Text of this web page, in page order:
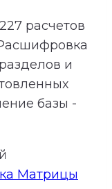
расчетов
и
базы -
Матрицы